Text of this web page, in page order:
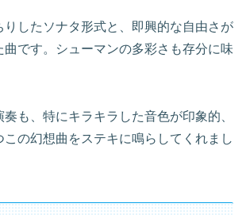
りしたソナタ形式と、即興的な自由さが
曲です。シューマンの多彩さも存分に味
奏も、特にキラキラした音色が印象的、
この幻想曲をステキに鳴らしてくれまし